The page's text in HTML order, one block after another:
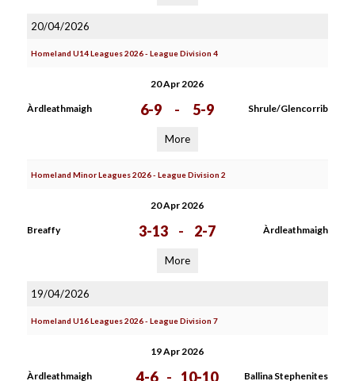
20/04/2026
Homeland U14 Leagues 2026 - League Division 4
20 Apr 2026
Àrdleathmaigh 6-9 - 5-9 Shrule/Glencorrib
More
Homeland Minor Leagues 2026 - League Division 2
20 Apr 2026
Breaffy 3-13 - 2-7 Àrdleathmaigh
More
19/04/2026
Homeland U16 Leagues 2026 - League Division 7
19 Apr 2026
Àrdleathmaigh 4-6 - 10-10 Ballina Stephenites